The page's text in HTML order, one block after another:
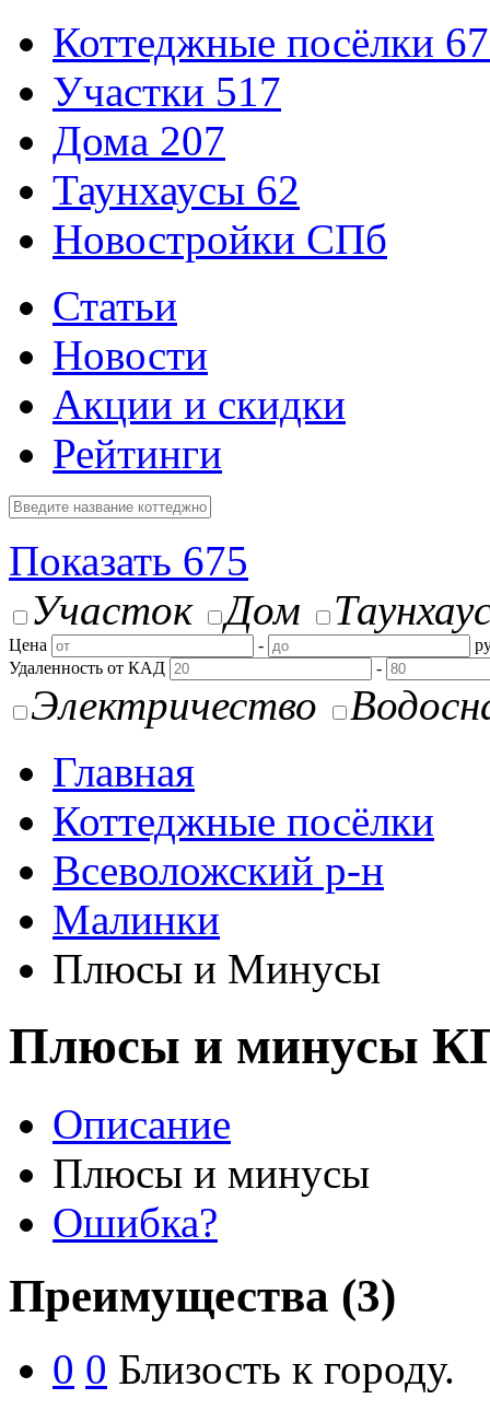
Коттеджные посёлки
Участки 517
Дома 207
Таунхаусы 62
Новостройки СПб
Статьи
Новости
Акции и скидки
Рейтинги
Показать 675
Участок
Дом
Цена -
Удаленность от КАД
-
Электричество
Главная
Коттеджные посёлки
Всеволожский р-н
Малинки
Плюсы и Минусы
Плюсы и минусы
Описание
Плюсы и минусы
Ошибка?
Преимущества (3)
0 0 Близость к городу.